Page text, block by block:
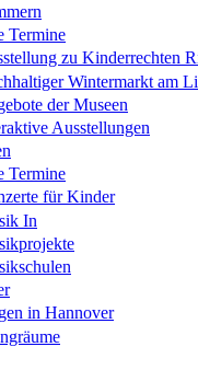
Termine
zu Kinderrechten
Wintermarkt am
der Museen
Ausstellungen
Termine
für Kinder
In
in Hannover